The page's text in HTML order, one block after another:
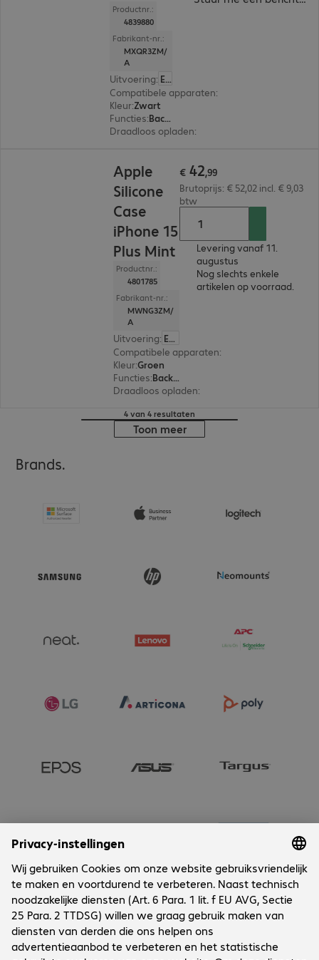
Productnr.:
4839880
Fabrikant-nr.:
MXQR3ZM/
A
Uitvoering: Europa
Compatibele apparaten:
Kleur:Zwart
Functies:
Back protection
Draadloos opladen:
Apple
Silicone
Case
iPhone 15
Plus Mint
Productnr.:
4801785
Fabrikant-nr.:
MWNG3ZM/
A
Uitvoering: Europa
Compatibele apparaten:
Kleur:Groen
Functies:
Back protection
Draadloos opladen:
€ 42,99
Brutoprijs: € 52,02 incl. € 9,03
btw
Levering vanaf 11.
augustus
Nog slechts enkele
artikelen op voorraad.
4 van 4 resultaten
Toon meer
Brands.
Onderneming